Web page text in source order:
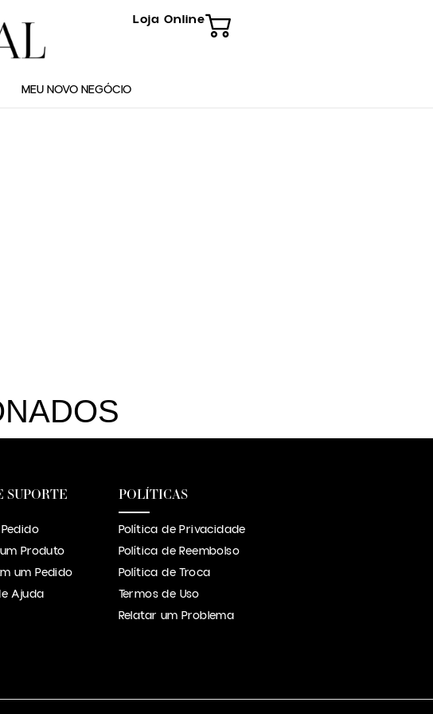
Loja Online
MEU NOVO NEGÓCIO
SUPORTE
Produto
um Pedido
Ajuda
POLÍTICAS
Política de Privacidade
Política de Reembolso
Política de Troca
Termos de Uso
Relatar um Problema